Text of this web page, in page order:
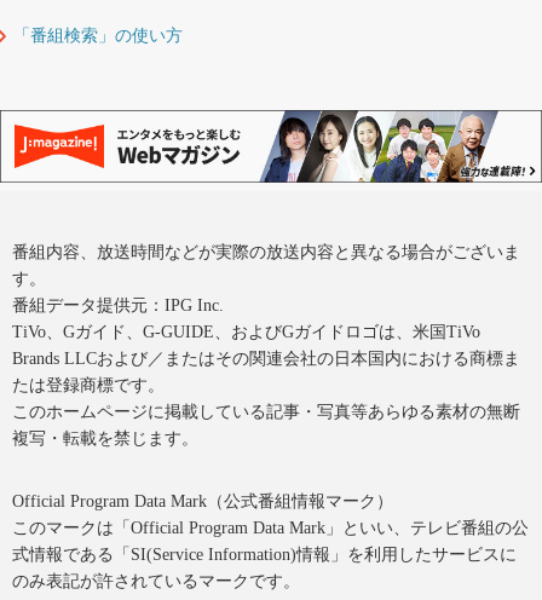
「番組検索」の使い方
番組内容、放送時間などが実際の放送内容と異なる場合がございま
す。
番組データ提供元：IPG Inc.
TiVo、Gガイド、G-GUIDE、およびGガイドロゴは、米国TiVo
Brands LLCおよび／またはその関連会社の日本国内における商標ま
たは登録商標です。
このホームページに掲載している記事・写真等あらゆる素材の無断
複写・転載を禁じます。
Official Program Data Mark（公式番組情報マーク）
このマークは「Official Program Data Mark」といい、テレビ番組の公
式情報である「SI(Service Information)情報」を利用したサービスに
のみ表記が許されているマークです。